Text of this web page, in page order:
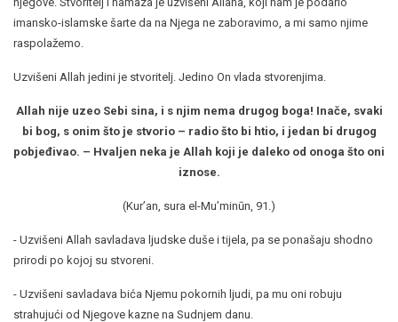
imansko-islamske šarte da na Njega ne zaboravimo, a mi samo njime
raspolažemo.
Uzvišeni Allah jedini je stvoritelj. Jedino On vlada stvorenjima.
Allah nije uzeo Sebi sina, i s njim nema drugog boga! Inače, svaki
bi bog, s onim što je stvorio – radio što bi htio, i jedan bi drugog
pobjeđivao. – Hvaljen neka je Allah koji je daleko od onoga što oni
iznose.
(Kur’an, sura el-Mu’minūn, 91.)
- Uzvišeni Allah savladava ljudske duše i tijela, pa se ponašaju shodno
prirodi po kojoj su stvoreni.
- Uzvišeni savladava bića Njemu pokornih ljudi, pa mu oni robuju
strahujući od Njegove kazne na Sudnjem danu.